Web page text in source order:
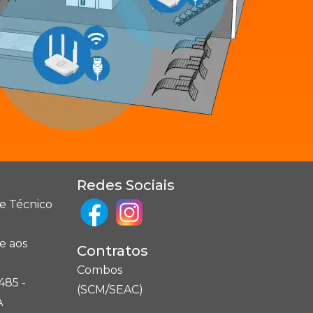
Técnico
aos
-
Redes Sociais
Contratos
Combos
(SCM/SEAC)